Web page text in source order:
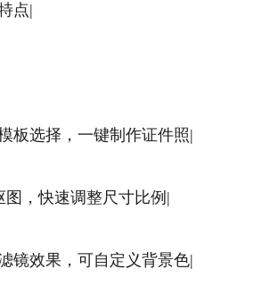
点|
板选择，一键制作证件照|
图，快速调整尺寸比例|
镜效果，可自定义背景色|